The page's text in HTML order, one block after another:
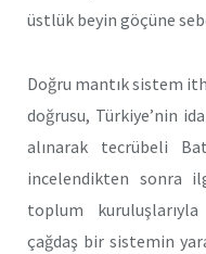
üstlük beyin göçüne
Doğru mantık sistem
doğrusu, Türkiye’nin
alınarak tecrübeli
incelendikten sonra
toplum
çağdaş bir sistemin